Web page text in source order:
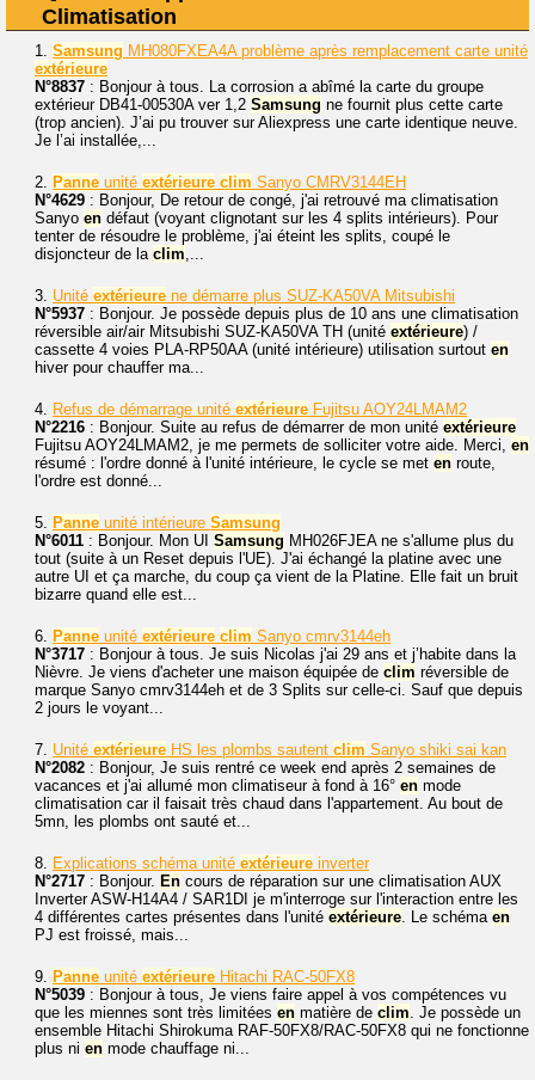
Climatisation
1. Samsung MH080FXEA4A problème après remplacement carte unité
extérieure
N°8837 : Bonjour à tous. La corrosion a abîmé la carte du groupe
extérieur DB41-00530A ver 1,2 Samsung ne fournit plus cette carte
(trop ancien). J’ai pu trouver sur Aliexpress une carte identique neuve.
Je l’ai installée,...
2. Panne unité extérieure clim Sanyo CMRV3144EH
N°4629 : Bonjour, De retour de congé, j'ai retrouvé ma climatisation
Sanyo en défaut (voyant clignotant sur les 4 splits intérieurs). Pour
tenter de résoudre le problème, j'ai éteint les splits, coupé le
disjoncteur de la clim,...
3. Unité extérieure ne démarre plus SUZ-KA50VA Mitsubishi
N°5937 : Bonjour. Je possède depuis plus de 10 ans une climatisation
réversible air/air Mitsubishi SUZ-KA50VA TH (unité extérieure) /
cassette 4 voies PLA-RP50AA (unité intérieure) utilisation surtout en
hiver pour chauffer ma...
4. Refus de démarrage unité extérieure Fujitsu AOY24LMAM2
N°2216 : Bonjour. Suite au refus de démarrer de mon unité extérieure
Fujitsu AOY24LMAM2, je me permets de solliciter votre aide. Merci, en
résumé : l'ordre donné à l'unité intérieure, le cycle se met en route,
l'ordre est donné...
5. Panne unité intérieure Samsung
N°6011 : Bonjour. Mon UI Samsung MH026FJEA ne s'allume plus du
tout (suite à un Reset depuis l'UE). J'ai échangé la platine avec une
autre UI et ça marche, du coup ça vient de la Platine. Elle fait un bruit
bizarre quand elle est...
6. Panne unité extérieure clim Sanyo cmrv3144eh
N°3717 : Bonjour à tous. Je suis Nicolas j'ai 29 ans et j’habite dans la
Nièvre. Je viens d'acheter une maison équipée de clim réversible de
marque Sanyo cmrv3144eh et de 3 Splits sur celle-ci. Sauf que depuis
2 jours le voyant...
7. Unité extérieure HS les plombs sautent clim Sanyo shiki sai kan
N°2082 : Bonjour, Je suis rentré ce week end après 2 semaines de
vacances et j'ai allumé mon climatiseur à fond à 16° en mode
climatisation car il faisait très chaud dans l'appartement. Au bout de
5mn, les plombs ont sauté et...
8. Explications schéma unité extérieure inverter
N°2717 : Bonjour. En cours de réparation sur une climatisation AUX
Inverter ASW-H14A4 / SAR1DI je m'interroge sur l'interaction entre les
4 différentes cartes présentes dans l'unité extérieure. Le schéma en
PJ est froissé, mais...
9. Panne unité extérieure Hitachi RAC-50FX8
N°5039 : Bonjour à tous, Je viens faire appel à vos compétences vu
que les miennes sont très limitées en matière de clim. Je possède un
ensemble Hitachi Shirokuma RAF-50FX8/RAC-50FX8 qui ne fonctionne
plus ni en mode chauffage ni...